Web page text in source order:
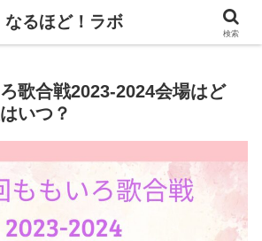
が楽しくなる情報がいっぱい！
歌合戦2023-2024会場はど
いつ？
なるほど！ラボ
検索